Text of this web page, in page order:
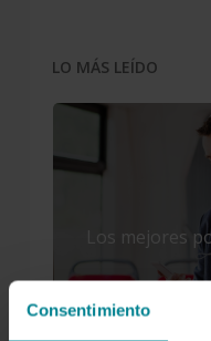
Consentimiento
LO MÁS LEÍDO
Los mejores